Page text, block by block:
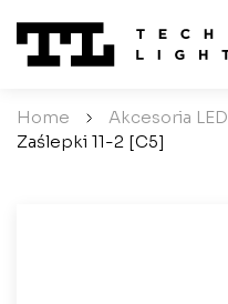
Home / Akcesoria LED
Zaślepki 11-2 [C5]